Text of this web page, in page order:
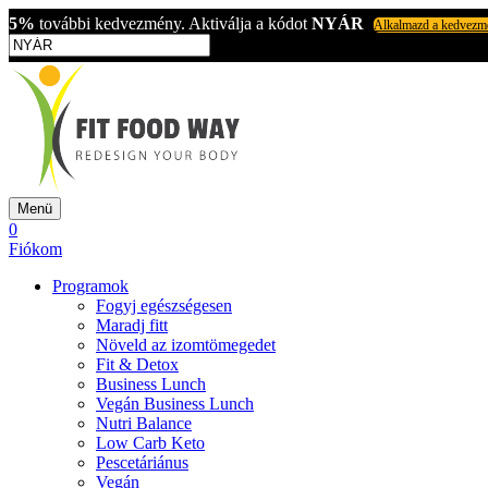
5% további kedvezmény. Aktiválja a kódot NYÁR Alkalmazd a
Menü
0
Fiókom
Programok
Fogyj egészségesen
Maradj fitt
Növeld az izomtömegedet
Fit & Detox
Business Lunch
Vegán Business Lunch
Nutri Balance
Low Carb Keto
Pescetáriánus
Vegán